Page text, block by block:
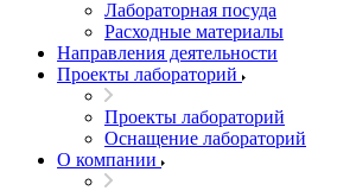
Лабораторная посуда
Расходные материалы
Направления деятельности
Проекты лабораторий
Проекты лабораторий
Оснащение лабораторий
О компании